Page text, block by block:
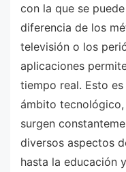
con la que se
diferencia de los
televisión o los
aplicaciones
tiempo real. Esto
ámbito
surgen
diversos aspectos
hasta la educación